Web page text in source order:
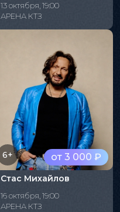
13 октября, 19:00
АРЕНА КТЗ
от 3 000 ₽
6+
Стас Михайлов
16 октября, 19:00
АРЕНА КТЗ